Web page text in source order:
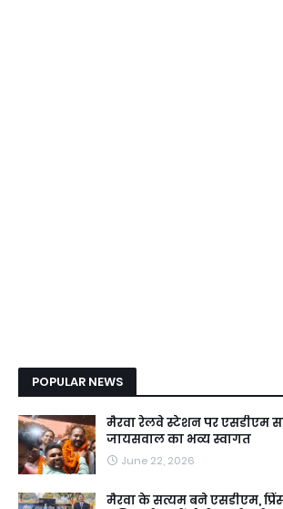
POPULAR NEWS
मैरवा रेलवे स्टेशन पर एसडीएम
जायसवाल का भव्य स्वागत
June 22, 2026
मैरवा के सत्यम बने एसडीएम,